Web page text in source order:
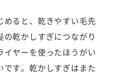
めると、乾きやすい毛先
乾かしすぎにつながり
イヤーを使ったほうがい
です。乾かしすぎはまた